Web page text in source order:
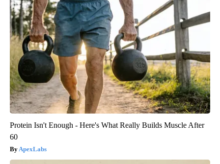
Protein Isn't Enough - Here's What Really Builds Muscle After
60
ApexLabs